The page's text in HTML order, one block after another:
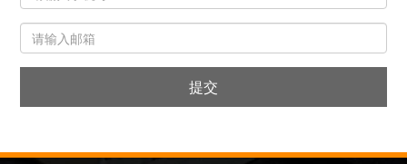
提交